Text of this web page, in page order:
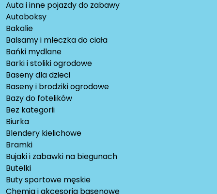
Auta i inne pojazdy do zabawy
Autoboksy
Bakalie
Balsamy i mleczka do ciała
Bańki mydlane
Barki i stoliki ogrodowe
Baseny dla dzieci
Baseny i brodziki ogrodowe
Bazy do fotelików
Bez kategorii
Biurka
Blendery kielichowe
Bramki
Bujaki i zabawki na biegunach
Butelki
Buty sportowe męskie
Chemia i akcesoria basenowe